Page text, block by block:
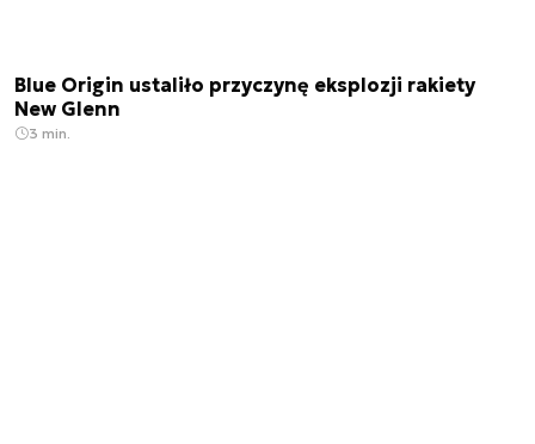
Blue Origin ustaliło przyczynę eksplozji rakiety
New Glenn
3 min.